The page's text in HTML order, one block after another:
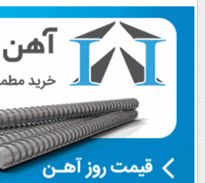
پرداخت قسطی
اقساطی😍